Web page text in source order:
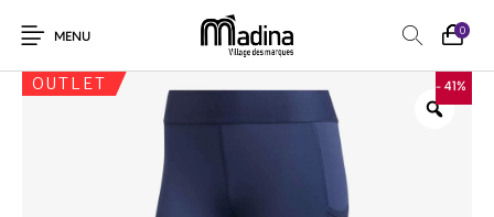
MENU
0
OUTLET - 41%